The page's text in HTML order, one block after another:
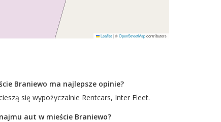
Leaflet|©OpenStreetMapcontributors
Braniewo ma najlepsze opinie?
się wypożyczalnie Rentcars, Inter Fleet.
aut w mieście Braniewo?